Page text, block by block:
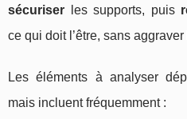
sécuriser les supports, puis
ce qui doit l’être, sans
Les éléments à analyser
mais incluent fréquemment :